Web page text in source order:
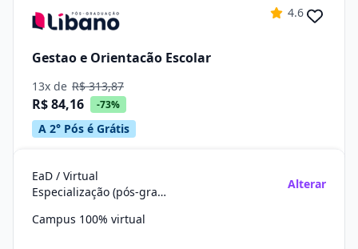
4.6
Gestao e Orientacão Escolar
13x de R$ 313,87
R$ 84,16 -73%
A 2° Pós é Grátis
EaD / Virtual
Especialização (pós-graduação)
Alterar
Campus 100% virtual